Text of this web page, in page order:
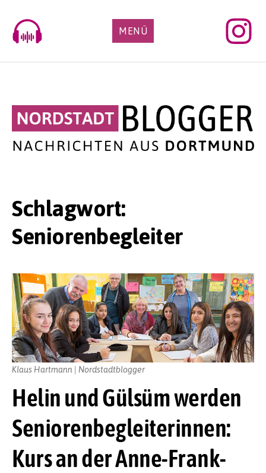
content
MENÜ
Schlagwort:
Seniorenbegleiter
Helin und Gülsüm werden
Seniorenbegleiterinnen:
Kurs an der Anne-Frank-
Klaus Hartmann | Nordstadtblogger